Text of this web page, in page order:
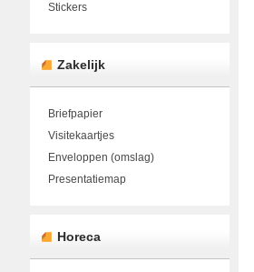
Stickers
Zakelijk
Briefpapier
Visitekaartjes
Enveloppen (omslag)
Presentatiemap
Horeca